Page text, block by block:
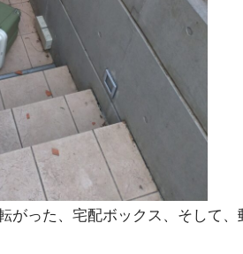
がった、宅配ボックス、そして